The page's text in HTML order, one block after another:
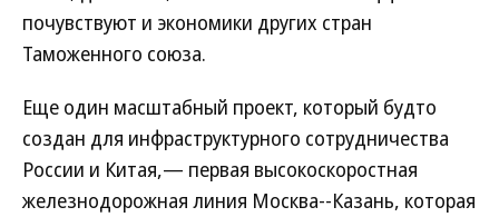
почувствуют и экономики других стран
Таможенного союза.
Еще один масштабный проект, который будто
создан для инфраструктурного сотрудничества
России и Китая,— первая высокоскоростная
железнодорожная линия Москва--Казань, которая